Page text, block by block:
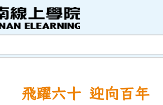
飛躍六十 迎向百年